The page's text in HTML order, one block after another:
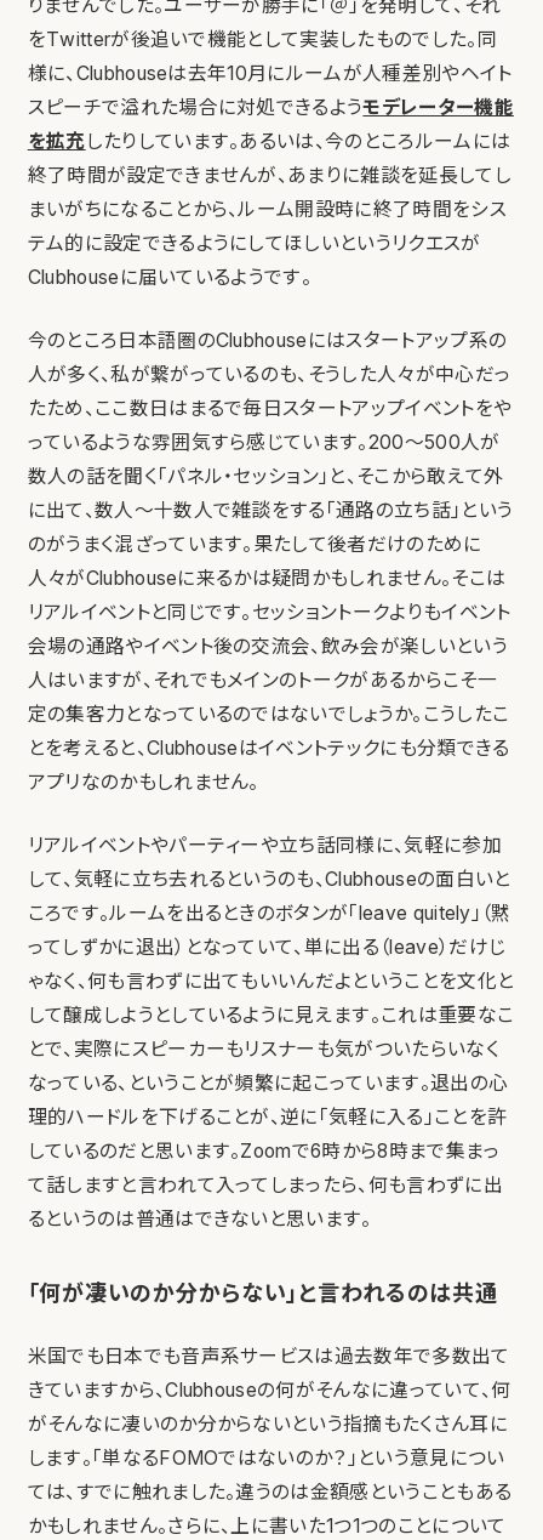
りませんでした。ユーザーが勝手に「＠」を発明して、それ
をTwitterが後追いで機能として実装したものでした。同
様に、Clubhouseは去年10月にルームが人種差別やヘイト
スピーチで溢れた場合に対処できるようモデレーター機能
を拡充したりしています。あるいは、今のところルームには
終了時間が設定できませんが、あまりに雑談を延長してし
まいがちになることから、ルーム開設時に終了時間をシス
テム的に設定できるようにしてほしいというリクエスが
Clubhouseに届いているようです。
今のところ日本語圏のClubhouseにはスタートアップ系の
人が多く、私が繋がっているのも、そうした人々が中心だっ
たため、ここ数日はまるで毎日スタートアップイベントをや
っているような雰囲気すら感じています。200〜500人が
数人の話を聞く「パネル・セッション」と、そこから敢えて外
に出て、数人〜十数人で雑談をする「通路の立ち話」という
のがうまく混ざっています。果たして後者だけのために
人々がClubhouseに来るかは疑問かもしれません。そこは
リアルイベントと同じです。セッショントークよりもイベント
会場の通路やイベント後の交流会、飲み会が楽しいという
人はいますが、それでもメインのトークがあるからこそ一
定の集客力となっているのではないでしょうか。こうしたこ
とを考えると、Clubhouseはイベントテックにも分類できる
アプリなのかもしれません。
リアルイベントやパーティーや立ち話同様に、気軽に参加
して、気軽に立ち去れるというのも、Clubhouseの面白いと
ころです。ルームを出るときのボタンが「leave quitely」（黙
ってしずかに退出）となっていて、単に出る（leave）だけじ
ゃなく、何も言わずに出てもいいんだよということを文化と
して醸成しようとしているように見えます。これは重要なこ
とで、実際にスピーカーもリスナーも気がついたらいなく
なっている、ということが頻繁に起こっています。退出の心
理的ハードルを下げることが、逆に「気軽に入る」ことを許
しているのだと思います。Zoomで6時から8時まで集まっ
て話しますと言われて入ってしまったら、何も言わずに出
るというのは普通はできないと思います。
「何が凄いのか分からない」と言われるのは共通
米国でも日本でも音声系サービスは過去数年で多数出て
きていますから、Clubhouseの何がそんなに違っていて、何
がそんなに凄いのか分からないという指摘もたくさん耳に
します。「単なるFOMOではないのか？」という意見につい
ては、すでに触れました。違うのは金額感ということもある
かもしれません。さらに、上に書いた1つ1つのことについて